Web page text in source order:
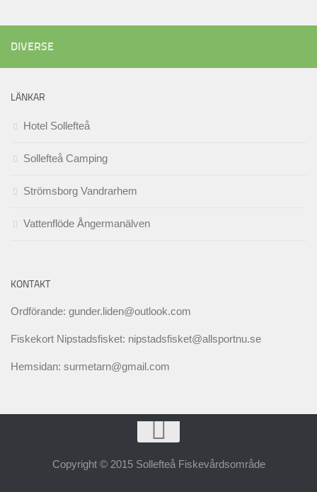
DIVERSE
LÄNKAR
Hotel Sollefteå
Sollefteå Camping
Strömsborg Vandrarhem
Vattenflöde Ångermanälven
KONTAKT
Ordförande: gunder.liden@outlook.com
Fiskekort Nipstadsfisket: nipstadsfisket@allsportnu.se
Hemsidan: surmetarn@gmail.com
Copyright © 2015 Sollefteå Fiskevårdsområde